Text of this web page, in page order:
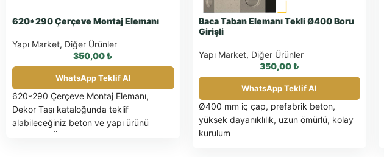
620*290 Çerçeve Montaj Elemanı
Yapı Market, Diğer Ürünler
350,00₺
WhatsApp Teklif Al
620*290 Çerçeve Montaj Elemanı,
Dekor Taşı kataloğunda teklif
alabileceğiniz beton ve yapı ürünü
Baca Taban Elemanı Tekli Ø400 Boru
Girişli
Yapı Market, Diğer Ürünler
350,00₺
WhatsApp Teklif Al
Ø400 mm iç çap, prefabrik beton,
yüksek dayanıklılık, uzun ömürlü, kolay
kurulum